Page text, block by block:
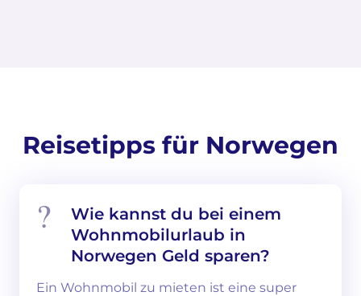
Reisetipps für Norwegen
Wie kannst du bei einem
Wohnmobilurlaub in
Norwegen Geld sparen?
Ein Wohnmobil zu mieten ist eine super